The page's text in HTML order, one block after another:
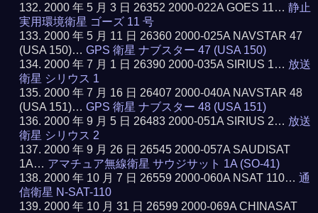
2000 年 5 月 3 日 26352 2000-022A GOES 11…静止
実用環境衛星 ゴーズ 11 号
2000 年 5 月 11 日 26360 2000-025A NAVSTAR 47
(USA 150)…GPS 衛星 ナブスター 47 (USA 150)
2000 年 7 月 1 日 26390 2000-035A SIRIUS 1… 放送
衛星 シリウス 1
2000 年 7 月 16 日 26407 2000-040A NAVSTAR 48
(USA 151)…GPS 衛星 ナブスター 48 (USA 151)
2000 年 9 月 5 日 26483 2000-051A SIRIUS 2… 放送
衛星 シリウス 2
2000 年 9 月 26 日 26545 2000-057A SAUDISAT
1A… アマチュア無線衛星 サウジサット 1A (SO-41)
2000 年 10 月 7 日 26559 2000-060A NSAT 110…通
信衛星 N-SAT-110
2000 年 10 月 31 日 26599 2000-069A CHINASAT